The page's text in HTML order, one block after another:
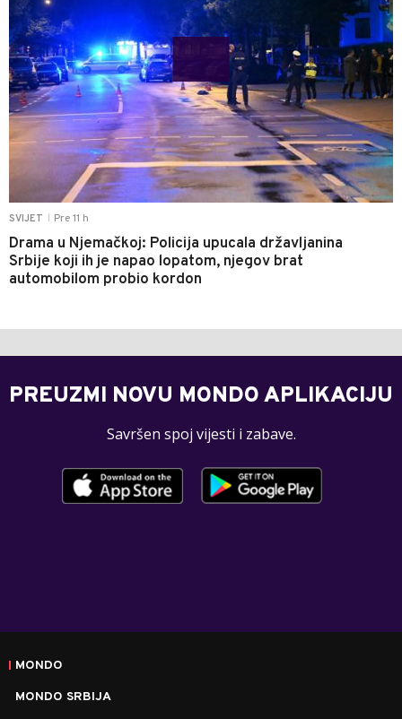
SVIJET Pre 11 h
Drama u Njemačkoj: Policija upucala državljanina
Srbije koji ih je napao lopatom, njegov brat
automobilom probio kordon
PREUZMI NOVU MONDO APLIKACIJU
Savršen spoj vijesti i zabave.
MONDO
MONDO SRBIJA